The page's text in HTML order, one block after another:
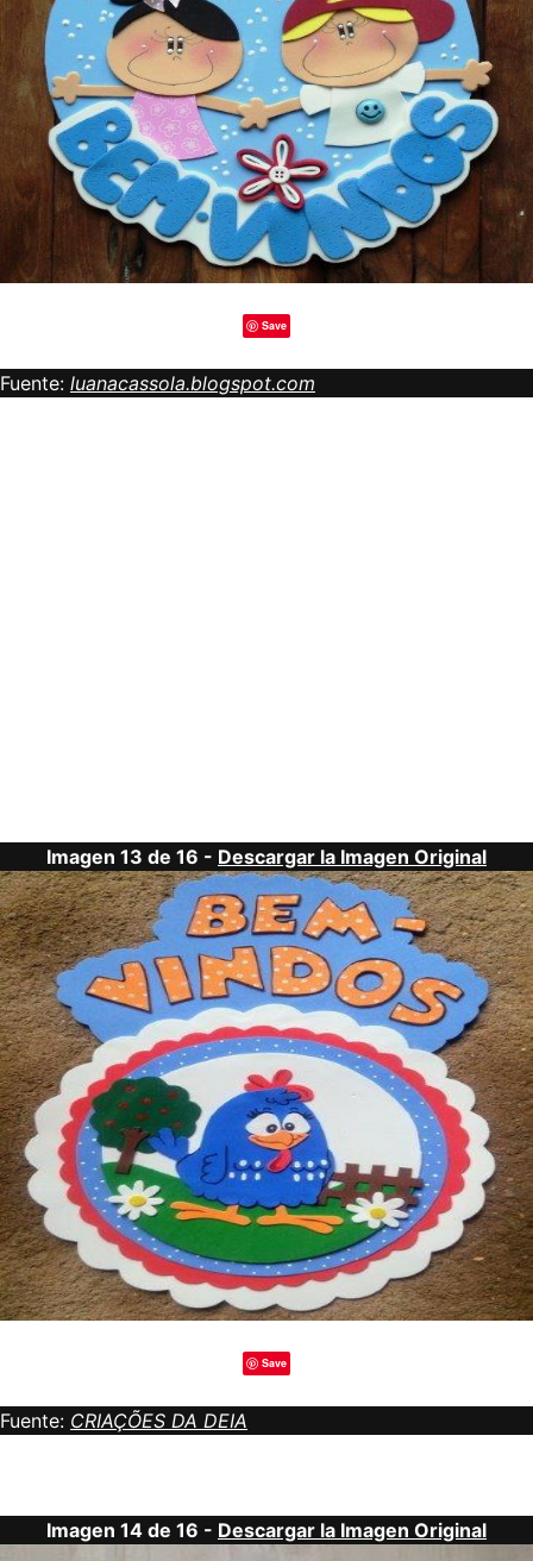
Save
Fuente: luanacassola.blogspot.com
Imagen 13 de 16 - Descargar la Imagen Original
Save
Fuente: CRIAÇÕES DA DEIA
Imagen 14 de 16 - Descargar la Imagen Original